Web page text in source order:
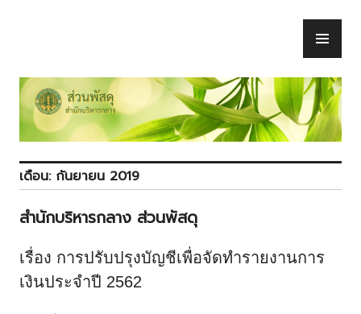
เดือน: กันยายน 2019
สำนักบริหารกลาง ส่วนพัสดุ
เรื่อง การปรับปรุงบัญชีเพื่อจัดทำรายงานการ
เงินประจำปี 2562